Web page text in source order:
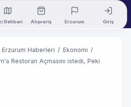
Rehberi Alışveriş Erzurum Giriş
Erzurum Haberleri / Ekonomi /
Restoran Açmasını istedi, Peki